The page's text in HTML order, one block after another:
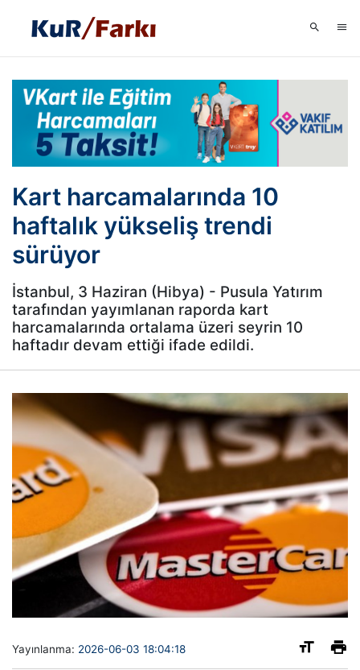
Kart harcamalarında 10
haftalık yükseliş trendi
sürüyor
İstanbul, 3 Haziran (Hibya) - Pusula Yatırım
tarafından yayımlanan raporda kart
harcamalarında ortalama üzeri seyrin 10
haftadır devam ettiği ifade edildi.
Yayınlanma: 2026-06-03 18:04:18